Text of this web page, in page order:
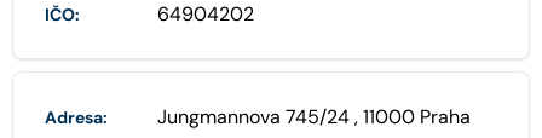
IČO: 64904202
Adresa: Jungmannova 745/24 , 11000 Praha